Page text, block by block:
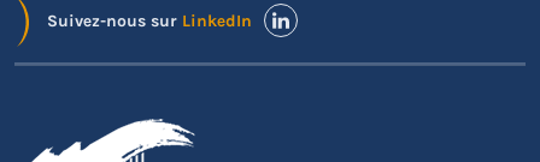
Suivez-nous sur LinkedIn